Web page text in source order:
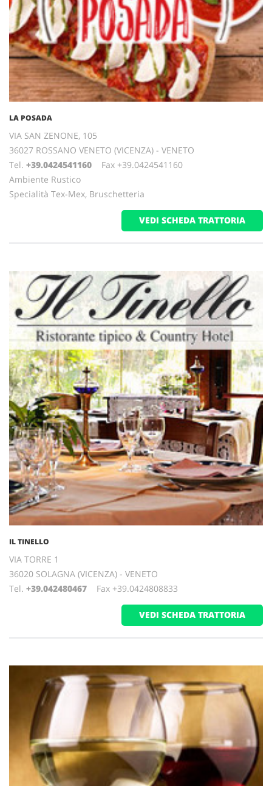
LA POSADA
VIA SAN ZENONE, 105
36027 ROSSANO VENETO (VICENZA) - VENETO
Tel. +39.0424541160 Fax +39.0424541160
Ambiente Rustico
Specialità Tex-Mex, Bruschetteria
VEDI SCHEDA TRATTORIA
IL TINELLO
VIA TORRE 1
36020 SOLAGNA (VICENZA) - VENETO
Tel. +39.042480467 Fax +39.0424808833
VEDI SCHEDA TRATTORIA